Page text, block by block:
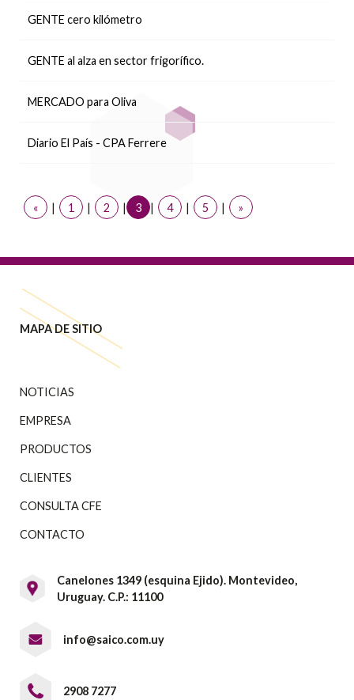
GENTE cero kilómetro
GENTE al alza en sector frigorífico.
MERCADO para Oliva
Diario El País - CPA Ferrere
« | 1 | 2 | 3 | 4 | 5 | »
MAPA DE SITIO
NOTICIAS
EMPRESA
PRODUCTOS
CLIENTES
CONSULTA CFE
CONTACTO
Canelones 1349 (esquina Ejido). Montevideo,
Uruguay. C.P.: 11100
info@saico.com.uy
2908 7277